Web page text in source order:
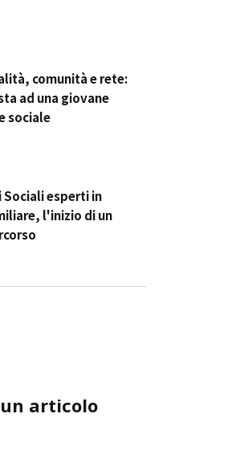
comunità e rete:
ad una giovane
sociale
esperti in
l'inizio di un
articolo